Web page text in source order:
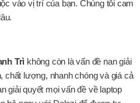
vào vị trí của bạn. Chúng tôi cam
Trì không còn là vấn đề nan giải
chất lượng, nhanh chóng và giá cả
giải quyết mọi vấn đề về laptop